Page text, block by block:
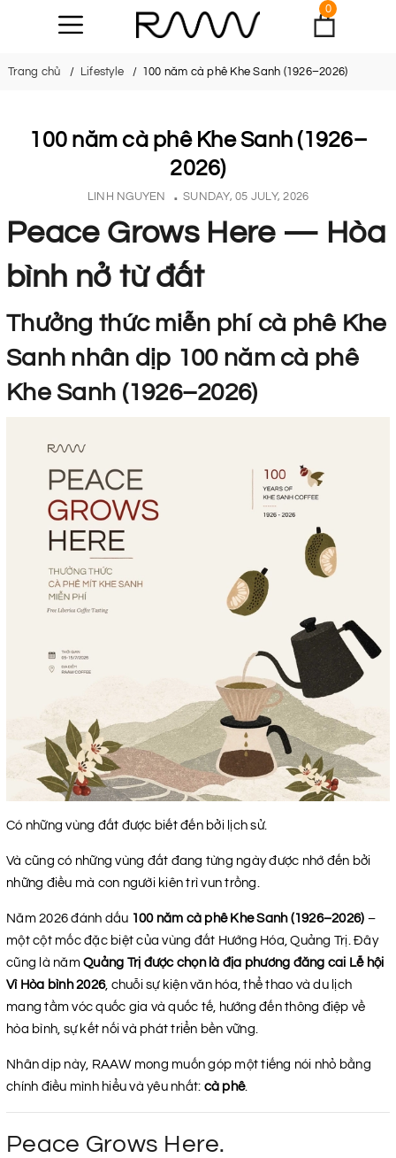
0
Trang chủ Lifestyle 100 năm cà phê Khe Sanh (1926–2026)
100 năm cà phê Khe Sanh (1926–
2026)
LINH NGUYEN SUNDAY, 05 JULY, 2026
Peace Grows Here — Hòa
bình nở từ đất
Thưởng thức miễn phí cà phê Khe
Sanh nhân dịp 100 năm cà phê
Khe Sanh (1926–2026)
Có những vùng đất được biết đến bởi lịch sử.
Và cũng có những vùng đất đang từng ngày được nhớ đến bởi
những điều mà con người kiên trì vun trồng.
Năm 2026 đánh dấu 100 năm cà phê Khe Sanh (1926–2026) –
một cột mốc đặc biệt của vùng đất Hướng Hóa, Quảng Trị. Đây
cũng là năm Quảng Trị được chọn là địa phương đăng cai Lễ hội
Vì Hòa bình 2026, chuỗi sự kiện văn hóa, thể thao và du lịch
mang tầm vóc quốc gia và quốc tế, hướng đến thông điệp về
hòa bình, sự kết nối và phát triển bền vững.
Nhân dịp này, RAAW mong muốn góp một tiếng nói nhỏ bằng
chính điều mình hiểu và yêu nhất: cà phê.
Peace Grows Here.